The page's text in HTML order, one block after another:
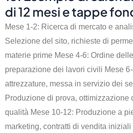
di 12 mesi e tappe
Mese 1-2: Ricerca di mercato e
Selezione del sito, richieste di
materie prime Mese 4-6: Ordine
preparazione dei lavori civili Mese
attrezzature, messa in servizio dei
Produzione di prova, ottimizzazione
qualità Mese 10-12: Produzione a
marketing, contratti di vendita iniziali